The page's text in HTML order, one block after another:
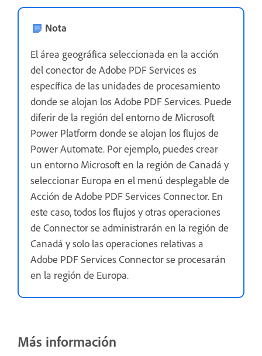
Nota
El área geográfica seleccionada en la acción
del conector de Adobe PDF Services es
específica de las unidades de procesamiento
donde se alojan los Adobe PDF Services. Puede
diferir de la región del entorno de Microsoft
Power Platform donde se alojan los flujos de
Power Automate. Por ejemplo, puedes crear
un entorno Microsoft en la región de Canadá y
seleccionar Europa en el menú desplegable de
Acción de Adobe PDF Services Connector. En
este caso, todos los flujos y otras operaciones
de Connector se administrarán en la región de
Canadá y solo las operaciones relativas a
Adobe PDF Services Connector se procesarán
en la región de Europa.
Más información